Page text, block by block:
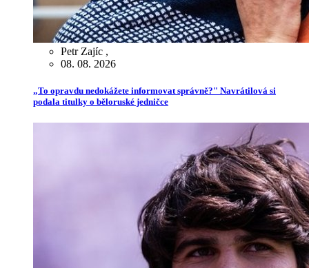
Petr Zajíc ,
08. 08. 2026
„To opravdu nedokážete informovat správně?" Navrátilová si
podala titulky o běloruské jedničce